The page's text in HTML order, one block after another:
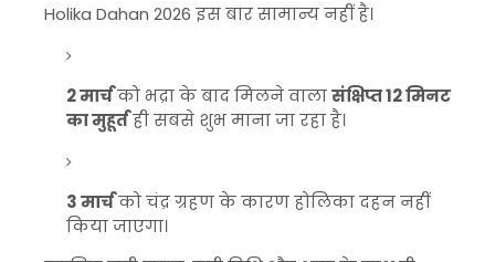
Holika Dahan 2026 इस बार सामान्य नहीं है।
2 मार्चको भद्रा के बाद मिलने वालासंक्षिप्त 12 मिनट
का मुहूर्तही सबसे शुभ माना जा रहा है।
3 मार्चको चंद्र ग्रहण के कारण होलिका दहन नहीं
किया जाएगा।